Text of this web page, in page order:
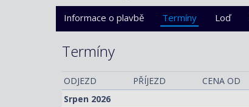
Informace o plavbě Termíny Loď
Termíny
ODJEZD PŘÍJEZD CENA OD
Srpen 2026